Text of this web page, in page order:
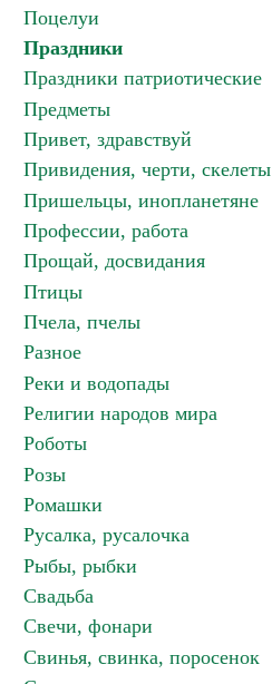
Поцелуи
Праздники
Праздники патриотические
Предметы
Привет, здравствуй
Привидения, черти, скелеты
Пришельцы, инопланетяне
Профессии, работа
Прощай, досвидания
Птицы
Пчела, пчелы
Разное
Реки и водопады
Религии народов мира
Роботы
Розы
Ромашки
Русалка, русалочка
Рыбы, рыбки
Свадьба
Свечи, фонари
Свинья, свинка, поросенок